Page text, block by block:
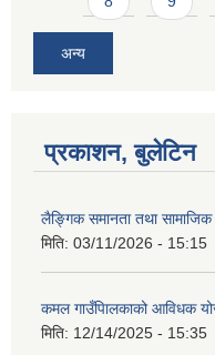
अन्य
प्रकाशन, बुलेटिन
लैङ्गिक समानता तथा
मिति: 03/11/2026 - 15:15
कमल गाउँपािलकाको आविधक
मिति: 12/14/2025 - 15:35